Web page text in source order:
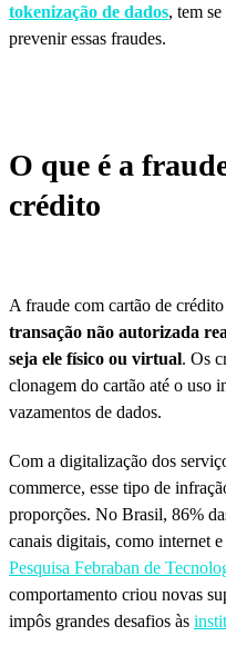
tokenização de dados, tem
prevenir essas fraudes.
O que é a
crédito
A fraude com cartão de
transação não autorizada
seja ele físico ou virtual. Os
clonagem do cartão até o uso
vazamentos de dados.
Com a digitalização dos
commerce, esse tipo de
proporções. No Brasil, 86%
canais digitais, como internet e
Pesquisa Febraban de
comportamento criou novas
impôs grandes desafios às